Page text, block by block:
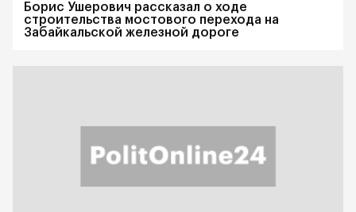
Борис Ушерович рассказал о ходе
строительства мостового перехода на
Забайкальской железной дороге